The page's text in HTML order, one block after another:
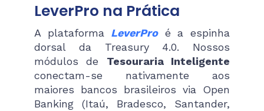
LeverPro na Prática
A plataforma LeverPro é a espinha
dorsal da Treasury 4.0. Nossos
módulos de Tesouraria Inteligente
conectam-se nativamente aos
maiores bancos brasileiros via Open
Banking (Itaú, Bradesco, Santander,